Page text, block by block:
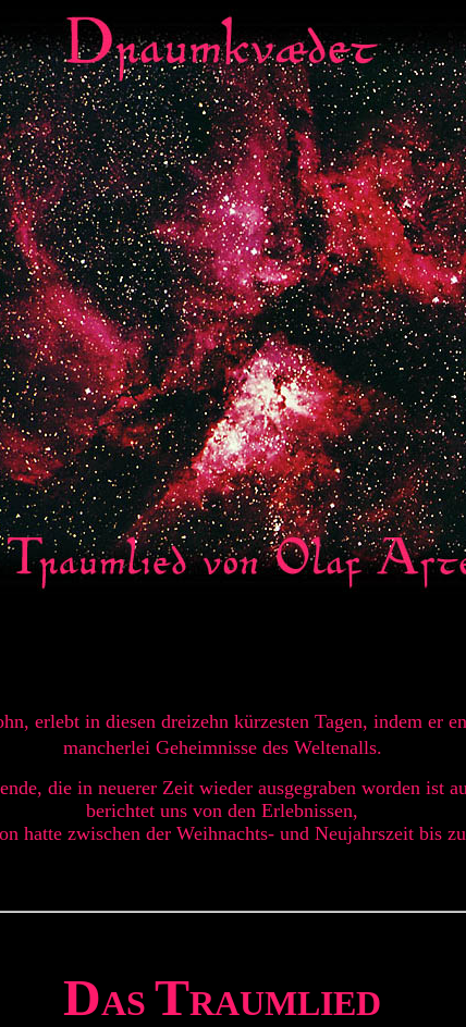
erlebt in diesen dreizehn kürzesten Tagen, indem er
mancherlei Geheimnisse des Weltenalls.
die in neuerer Zeit wieder ausgegraben worden ist
berichtet uns von den Erlebnissen,
hatte zwischen der Weihnachts- und Neujahrszeit bis
DAS TRAUMLIED